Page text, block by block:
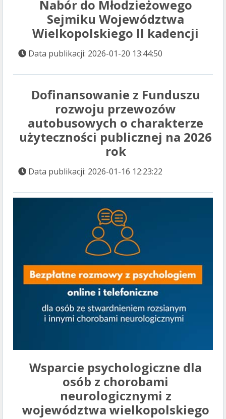
Nabór do Młodzieżowego
Sejmiku Województwa
Wielkopolskiego II kadencji
Data publikacji: 2026-01-20 13:44:50
Dofinansowanie z Funduszu
rozwoju przewozów
autobusowych o charakterze
użyteczności publicznej na 2026
rok
Data publikacji: 2026-01-16 12:23:22
Wsparcie psychologiczne dla
osób z chorobami
neurologicznymi z
województwa wielkopolskiego